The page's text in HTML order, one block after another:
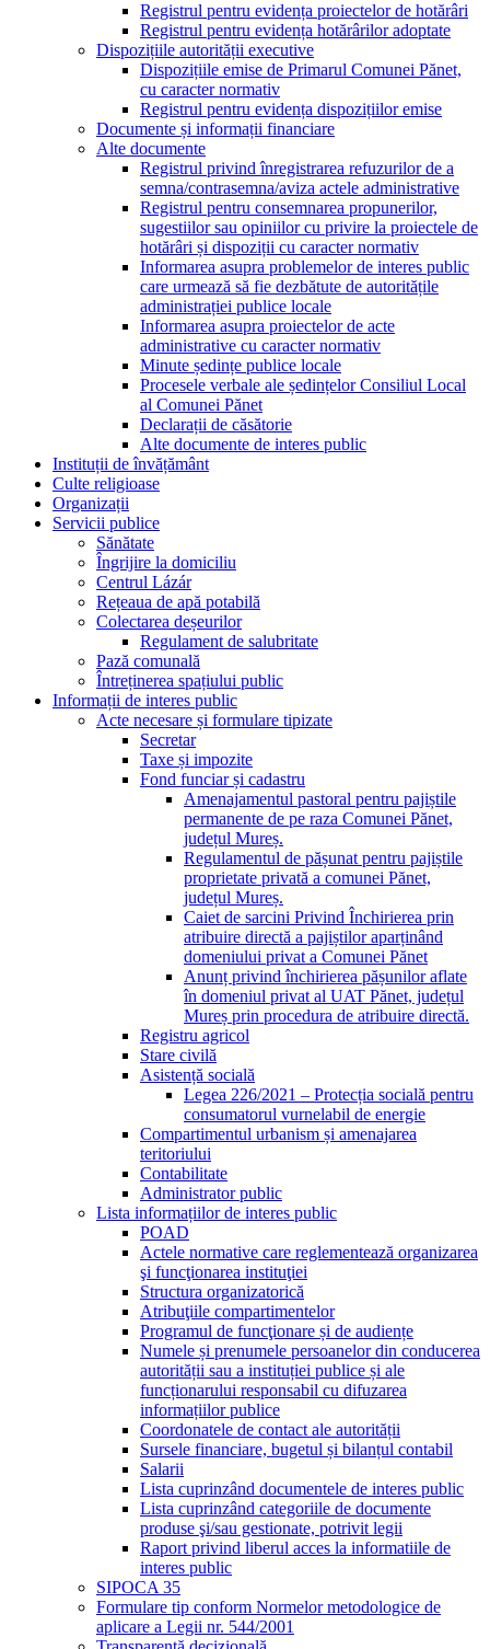
Registrul pentru evidența proiectelor de hotărâri
Registrul pentru evidența hotărârilor adoptate
Dispozițiile autorității executive
Dispozițiile emise de Primarul Comunei Pănet,
cu caracter normativ
Registrul pentru evidența dispozițiilor emise
Documente și informații financiare
Alte documente
Registrul privind înregistrarea refuzurilor de a
semna/contrasemna/aviza actele administrative
Registrul pentru consemnarea propunerilor,
sugestiilor sau opiniilor cu privire la proiectele de
hotărâri și dispoziții cu caracter normativ
Informarea asupra problemelor de interes public
care urmează să fie dezbătute de autoritățile
administrației publice locale
Informarea asupra proiectelor de acte
administrative cu caracter normativ
Minute ședințe publice locale
Procesele verbale ale ședințelor Consiliul Local
al Comunei Pănet
Declarații de căsătorie
Alte documente de interes public
Instituții de învățământ
Culte religioase
Organizații
Servicii publice
Sănătate
Îngrijire la domiciliu
Centrul Lázár
Rețeaua de apă potabilă
Colectarea deșeurilor
Regulament de salubritate
Pază comunală
Întreținerea spațiului public
Informații de interes public
Acte necesare și formulare tipizate
Secretar
Taxe și impozite
Fond funciar și cadastru
Amenajamentul pastoral pentru pajiștile
permanente de pe raza Comunei Pănet,
județul Mureș.
Regulamentul de pășunat pentru pajiștile
proprietate privată a comunei Pănet,
județul Mureș.
Caiet de sarcini Privind Închirierea prin
atribuire directă a pajiștilor aparținând
domeniului privat a Comunei Pănet
Anunț privind închirierea pășunilor aflate
în domeniul privat al UAT Pănet, județul
Mureș prin procedura de atribuire directă.
Registru agricol
Stare civilă
Asistență socială
Legea 226/2021 – Protecția socială pentru
consumatorul vurnelabil de energie
Compartimentul urbanism și amenajarea
teritoriului
Contabilitate
Administrator public
Lista informațiilor de interes public
POAD
Actele normative care reglementează organizarea
şi funcţionarea instituţiei
Structura organizatorică
Atribuţiile compartimentelor
Programul de funcţionare și de audiențe
Numele și prenumele persoanelor din conducerea
autorității sau a instituției publice și ale
funcționarului responsabil cu difuzarea
informațiilor publice
Coordonatele de contact ale autorității
Sursele financiare, bugetul și bilanțul contabil
Salarii
Lista cuprinzând documentele de interes public
Lista cuprinzând categoriile de documente
produse şi/sau gestionate, potrivit legii
Raport privind liberul acces la informatiile de
interes public
SIPOCA 35
Formulare tip conform Normelor metodologice de
aplicare a Legii nr. 544/2001